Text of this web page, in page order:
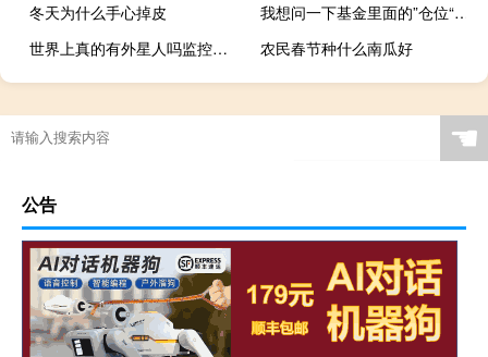
冬天为什么手心掉皮
我想问一下基金里面的”仓位“是什么意思
世界上真的有外星人吗监控记录（世界上真的有外星人吗）
农民春节种什么南瓜好
☚
公告